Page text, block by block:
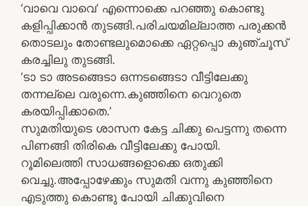
‘വാവെ വാവെ’ എന്നൊക്കെ പറഞ്ഞു കൊണ്ടു
കളിപ്പിക്കാന്‍ തുടങ്ങി.പരിചയമില്ലാത്ത പരുക്കന്‍
തൊടലും തോണ്ടലുമൊക്കെ ഏറ്റപ്പൊ കുഞ്ചൂസ്
കരച്ചിലു തുടങ്ങി.
‘ടാ ടാ അടങ്ങെടാ ഒന്നടങ്ങെടാ വീട്ടിലേക്കു
തന്നല്ലെ വരുന്നെ.കുഞ്ഞിനെ വെറുതെ
കരയിപ്പിക്കാതെ.’
സുമതിയുടെ ശാസന കേട്ട ചിക്കു പെട്ടന്നു തന്നെ
പിണങ്ങി തിരികെ വീട്ടിലേക്കു പോയി.
റൂമിലെത്തി സാധങ്ങളൊക്കെ ഒതുക്കി
വെച്ചു.അപ്പോഴേക്കും സുമതി വന്നു കുഞ്ഞിനെ
എടുത്തു കൊണ്ടു പോയി ചിക്കുവിനെ